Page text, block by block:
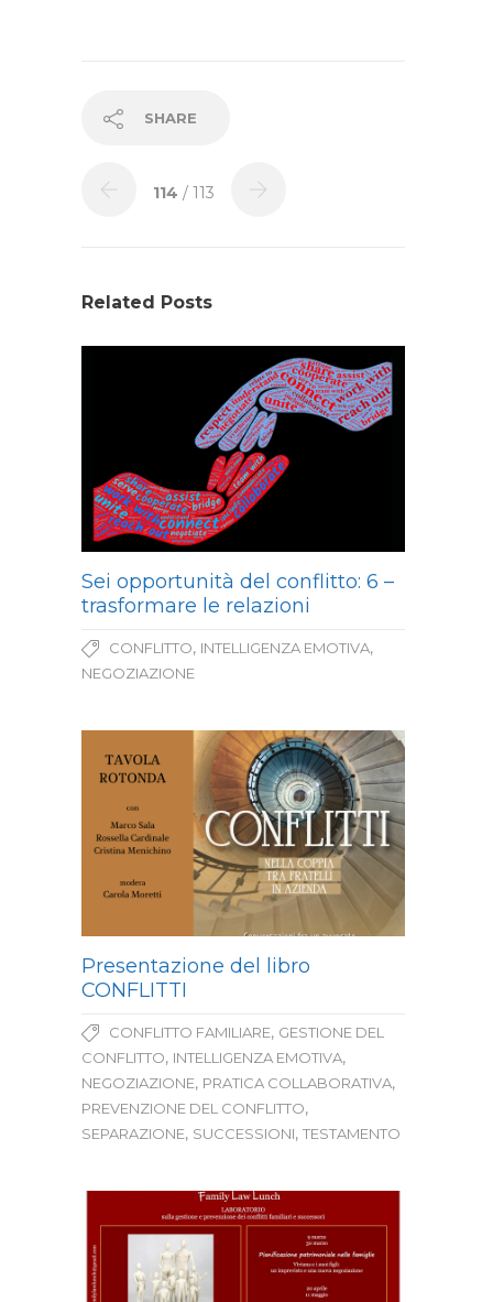
SHARE
114 / 113
Related Posts
Sei opportunità del conflitto: 6 –
trasformare le relazioni
CONFLITTO, INTELLIGENZA EMOTIVA,
NEGOZIAZIONE
Presentazione del libro
CONFLITTI
CONFLITTO FAMILIARE, GESTIONE DEL
CONFLITTO, INTELLIGENZA EMOTIVA,
NEGOZIAZIONE, PRATICA COLLABORATIVA,
PREVENZIONE DEL CONFLITTO,
SEPARAZIONE, SUCCESSIONI, TESTAMENTO